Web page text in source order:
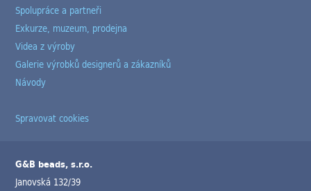
Spolupráce a partneři
Exkurze, muzeum, prodejna
Videa z výroby
Galerie výrobků designerů a zákazníků
Návody
Spravovat cookies
G&B beads, s.r.o.
Janovská 132/39